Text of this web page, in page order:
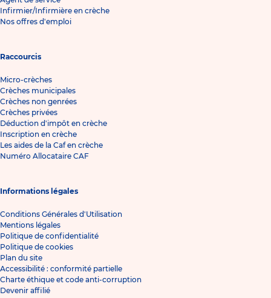
Infirmier/Infirmière en crèche
Nos offres d'emploi
Raccourcis
Micro-crèches
Crèches municipales
Crèches non genrées
Crèches privées
Déduction d'impôt en crèche
Inscription en crèche
Les aides de la Caf en crèche
Numéro Allocataire CAF
Informations légales
Conditions Générales d'Utilisation
Mentions légales
Politique de confidentialité
Politique de cookies
Plan du site
Accessibilité : conformité partielle
Charte éthique et code anti-corruption
Devenir affilié